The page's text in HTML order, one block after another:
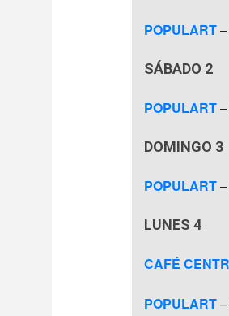
POPULART
SÁBADO 2
POPULART
DOMINGO 3
POPULART
LUNES 4
CAFÉ
POPULART